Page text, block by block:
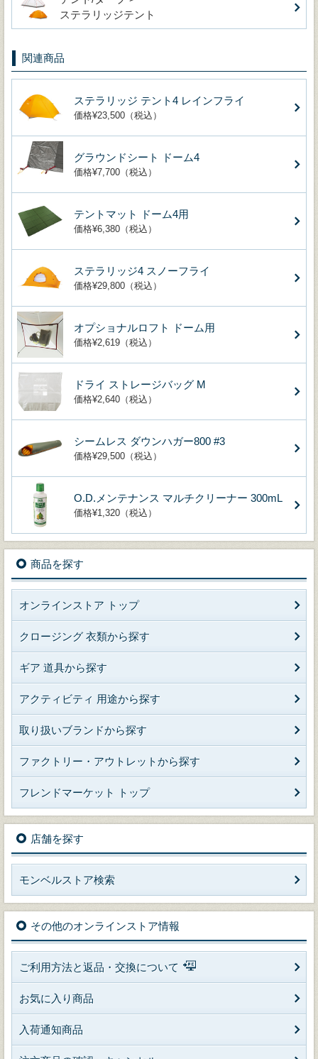
ステラリッジテント
関連商品
ステラリッジ テント4 レインフライ
価格¥23,500（税込）
グラウンドシート ドーム4
価格¥7,700（税込）
テントマット ドーム4用
価格¥6,380（税込）
ステラリッジ4 スノーフライ
価格¥29,800（税込）
オプショナルロフト ドーム用
価格¥2,619（税込）
ドライ ストレージバッグ M
価格¥2,640（税込）
シームレス ダウンハガー800 #3
価格¥29,500（税込）
O.D.メンテナンス マルチクリーナー 300mL
価格¥1,320（税込）
商品を探す
オンラインストア トップ
クロージング 衣類から探す
ギア 道具から探す
アクティビティ 用途から探す
取り扱いブランドから探す
ファクトリー・アウトレットから探す
フレンドマーケット トップ
店舗を探す
モンベルストア検索
その他のオンラインストア情報
ご利用方法と返品・交換について
お気に入り商品
入荷通知商品